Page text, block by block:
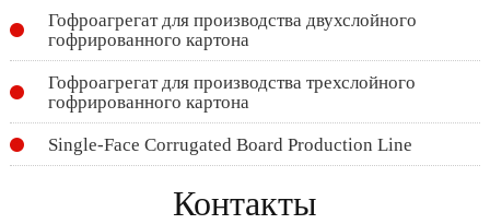
Гофроагрегат для производства двухслойного
гофрированного картона
Гофроагрегат для производства трехслойного
гофрированного картона
Single-Face Corrugated Board Production Line
Контакты